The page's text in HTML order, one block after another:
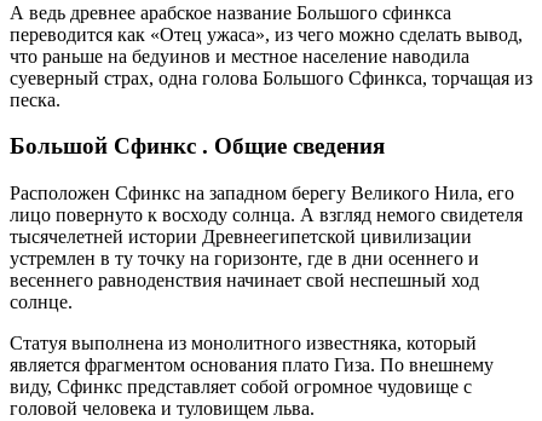
А ведь древнее арабское название Большого сфинкса
переводится как «Отец ужаса», из чего можно сделать вывод,
что раньше на бедуинов и местное население наводила
суеверный страх, одна голова Большого Сфинкса, торчащая из
песка.
Большой Сфинкс . Общие сведения
Расположен Сфинкс на западном берегу Великого Нила, его
лицо повернуто к восходу солнца. А взгляд немого свидетеля
тысячелетней истории Древнеегипетской цивилизации
устремлен в ту точку на горизонте, где в дни осеннего и
весеннего равноденствия начинает свой неспешный ход
солнце.
Статуя выполнена из монолитного известняка, который
является фрагментом основания плато Гиза. По внешнему
виду, Сфинкс представляет собой огромное чудовище с
головой человека и туловищем льва.